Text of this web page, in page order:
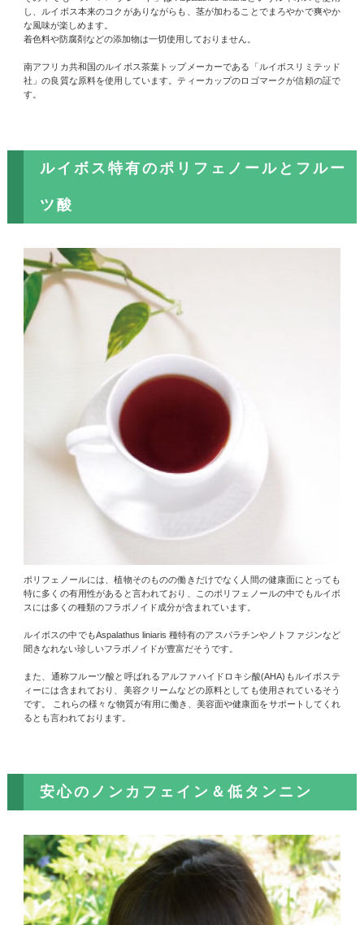
し、ルイボス本来のコクがありながらも、茎が加わることでまろやかで爽やか
な風味が楽しめます。
着色料や防腐剤などの添加物は一切使用しておりません。
南アフリカ共和国のルイボス茶葉トップメーカーである「ルイボスリミテッド
社」の良質な原料を使用しています。ティーカップのロゴマークが信頼の証で
す。
ルイボス特有のポリフェノールとフルー
ツ酸
ポリフェノールには、植物そのものの働きだけでなく人間の健康面にとっても
特に多くの有用性があると言われており、このポリフェノールの中でもルイボ
スには多くの種類のフラボノイド成分が含まれています。
ルイボスの中でもAspalathus liniaris 種特有のアスパラチンやノトファジンなど
聞きなれない珍しいフラボノイドが豊富だそうです。
また、通称フルーツ酸と呼ばれるアルファハイドロキシ酸(AHA)もルイボステ
ィーには含まれており、美容クリームなどの原料としても使用されているそう
です。 これらの様々な物質が有用に働き、美容面や健康面をサポートしてくれ
るとも言われております。
安心のノンカフェイン＆低タンニン